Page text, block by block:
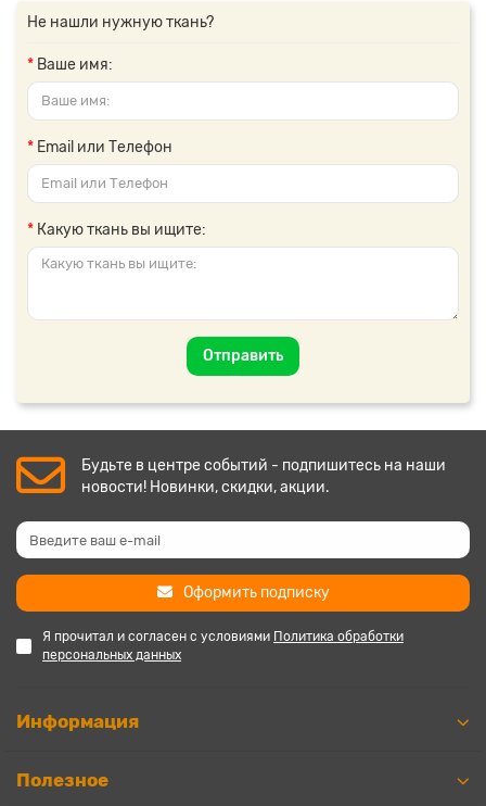
Не нашли нужную ткань?
Ваше имя:
Email или Телефон
Какую ткань вы ищите:
Отправить
Будьте в центре событий - подпишитесь на наши
новости! Новинки, скидки, акции.
Оформить подписку
Я прочитал и согласен с условиями Политика обработки
персональных данных
Информация
Полезное